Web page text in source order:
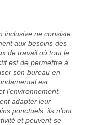
inclusive ne consiste
aux besoins des
de travail où tout le
est de permettre à
son bureau en
est
l’environnement.
adapter leur
ponctuels, ils n’ont
et peuvent se